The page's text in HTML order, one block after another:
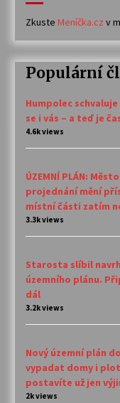
Zkuste Meníčka.cz v
Populární
Humpolec
se i vás – a teď je
4.6k views
ÚZEMNÍ PLÁN:
projednání mění
místní části zatím
3.3k views
Starosta slíbil
územního plánu.
dál
3.2k views
Nový územní plán
vypadat domy i
postavíte už jen
2k views